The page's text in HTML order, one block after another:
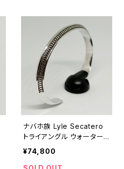
ナバホ族 Lyle Secatero
トライアングル ウォーター/
ライトニング バングル
¥74,800